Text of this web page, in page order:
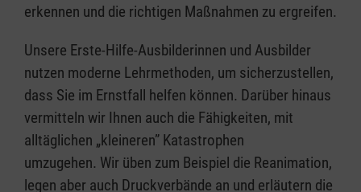
erkennen und die richtigen Maßnahmen zu ergreifen.
Unsere Erste-Hilfe-Ausbilderinnen und Ausbilder
nutzen moderne Lehrmethoden, um sicherzustellen,
dass Sie im Ernstfall helfen können. Darüber hinaus
vermitteln wir Ihnen auch die Fähigkeiten, mit
alltäglichen „kleineren” Katastrophen
umzugehen. Wir üben zum Beispiel die Reanimation,
legen aber auch Druckverbände an und erläutern die